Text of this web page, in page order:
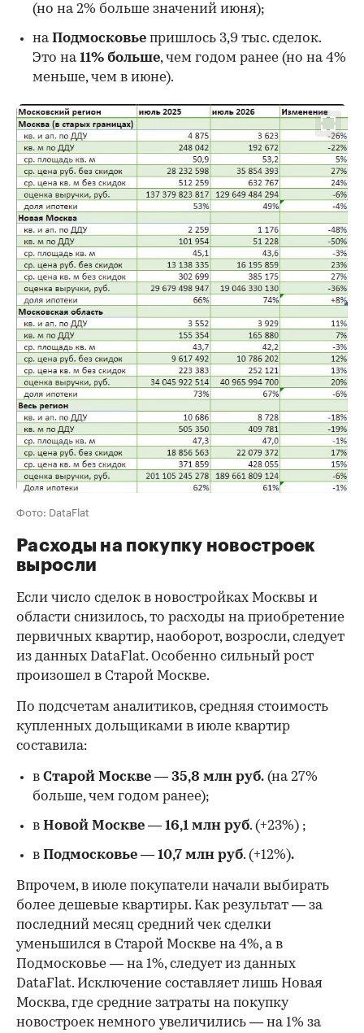
00:00 / 00:00
(но на 2% больше значений июня);
наПодмосковье пришлось 3,9 тыс. сделок.
Это на11% больше, чем годом ранее (но на 4%
меньше, чем в июне).
Фото: DataFlat
Расходы на покупку новостроек
выросли
Если число сделок в новостройках Москвы и
области снизилось, то расходы на приобретение
первичных квартир, наоборот, возросли, следует
из данных DataFlat. Особенно сильный рост
произошел в Старой Москве.
По подсчетам аналитиков, средняя стоимость
купленных дольщиками в июле квартир
составила:
в Старой Москве — 35,8 млн руб. (на 27%
больше, чем годом ранее);
в Новой Москве — 16,1 млн руб. (+23%) ;
в Подмосковье — 10,7 млн руб. (+12%).
Впрочем, в июле покупатели начали выбирать
более дешевые квартиры. Как результат — за
последний месяц средний чек сделки
уменьшился в Старой Москве на 4%, а в
Подмосковье — на 1%, следует из данных
DataFlat. Исключение составляет лишь Новая
Москва, где средние затраты на покупку
новостроек немного увеличились — на 1% за